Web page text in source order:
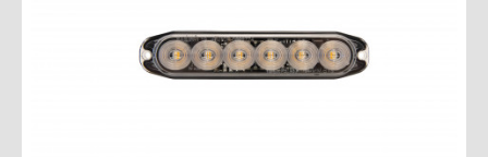
WORK SYSTEM OSNABRÜCK